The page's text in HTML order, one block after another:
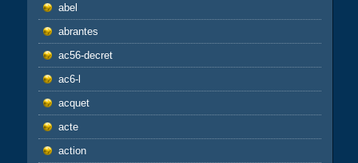
abel
abrantes
ac56-decret
ac6-l
acquet
acte
action